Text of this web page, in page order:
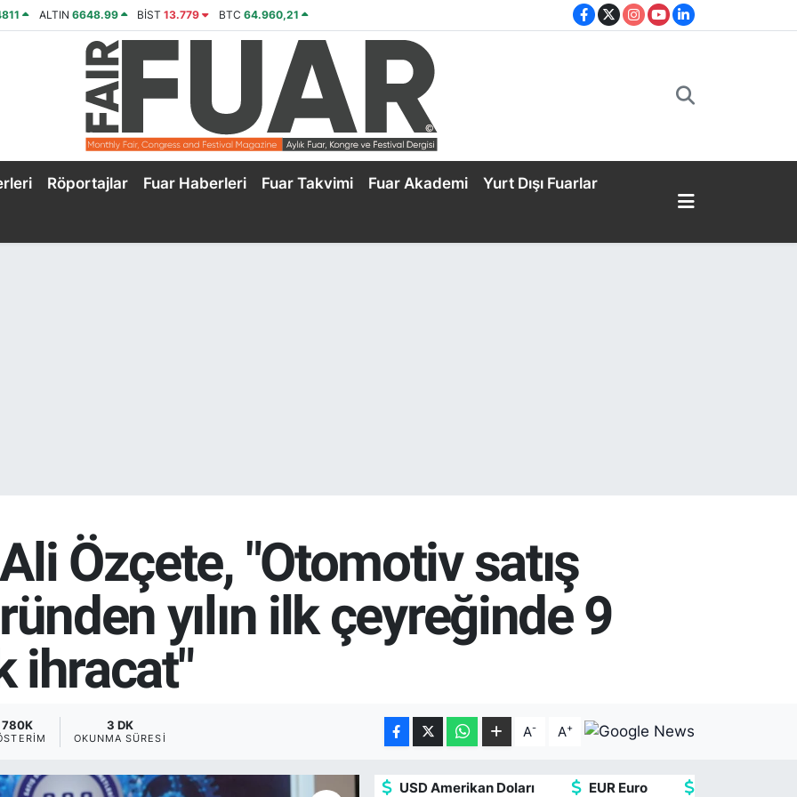
ALTIN 6648.99 BİST13.779 BTC 64.960,21
Röportajlar Fuar Haberleri Fuar Takvimi Fuar Akademi Yurt Dışı Fuarlar
Özçete, "Otomotiv satış
yılın ilk çeyreğinde 9
ihracat"
780K 3 DK
OKUNMA SÜRESI A- A+
USD Amerikan Doları
EUR Euro